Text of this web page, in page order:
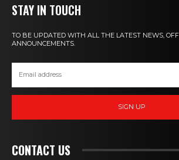
STAY IN TOUCH
TO BE UPDATED WITH ALL THE LATEST NEWS,
ANNOUNCEMENTS.
SIGN UP
CONTACT US